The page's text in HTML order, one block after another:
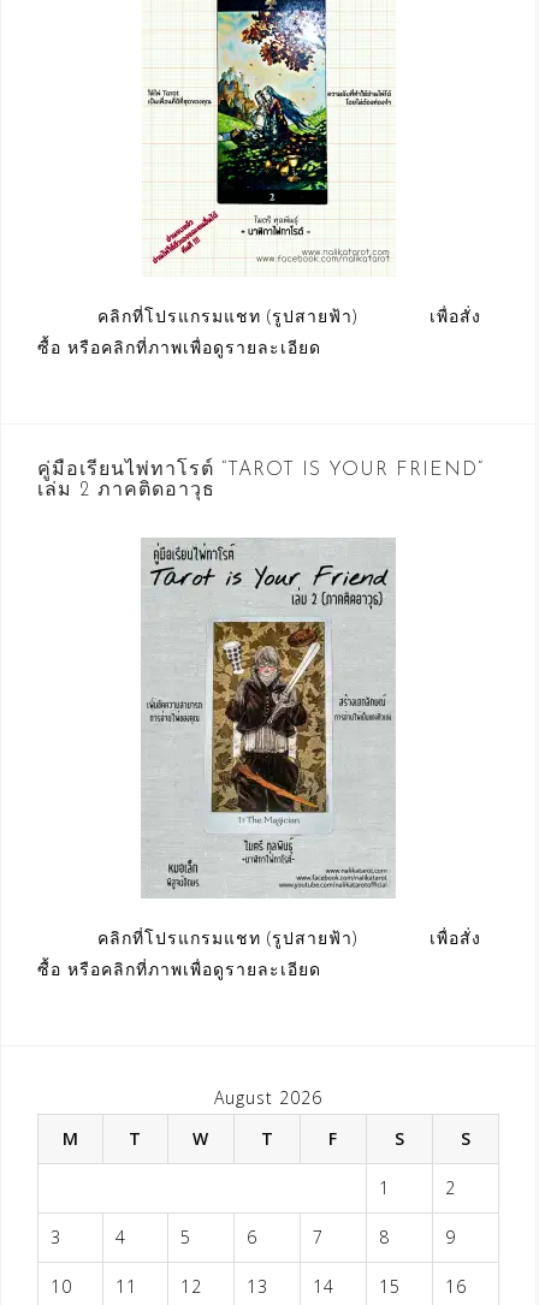
คลิกที่โปรแกรมแชท (รูปสายฟ้า) เพื่อสั่ง
ซื้อ หรือคลิกที่ภาพเพื่อดูรายละเอียด
คู่มือเรียนไพ่ทาโรต์ “TAROT IS YOUR FRIEND”
เล่ม 2 ภาคติดอาวุธ
คลิกที่โปรแกรมแชท (รูปสายฟ้า) เพื่อสั่ง
ซื้อ หรือคลิกที่ภาพเพื่อดูรายละเอียด
August 2026
M
T W T F S S
1 2
3 4 5 6 7 8 9
10 11 12 13 14 15 16